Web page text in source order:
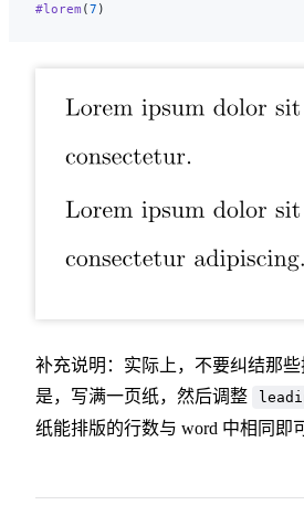
#lorem (7 )
补充说明：实际上，不要纠结那
是，写满一页纸，然后调整
纸能排版的行数与 word 中相同即